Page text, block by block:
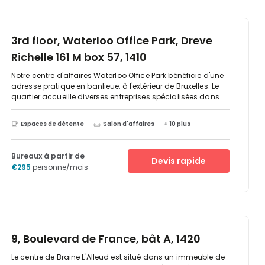
3rd floor, Waterloo Office Park, Dreve
Richelle 161 M box 57, 1410
Notre centre d'affaires Waterloo Office Park bénéficie d'une
adresse pratique en banlieue, à l'extérieur de Bruxelles. Le
quartier accueille diverses entreprises spécialisées dans
les secteurs du bâtiment, de l'électronique et de la finance.
voiture (30 minutes) ou par bus.Waterloo Business Park
propose un cadre vert agrémenté de superbes fontaines et
jets d'eau où les bâtiments se fondent harmonieusement
au paysage. Le centre d'affaires Regus n'est qu'à quelques
minutes à pied des cafés, restaurants et hôtels de
déplacement- Des salles de réunion professionnelles pour
rencontrer vos équipes ou vos clients
Espaces de détente Salon d'affaires + 10 plus
Bureaux à partir de
€295 personne/mois
Devis rapide
9, Boulevard de France, bât A, 1420
Le centre de Braine L'Alleud est situé dans un immeuble de